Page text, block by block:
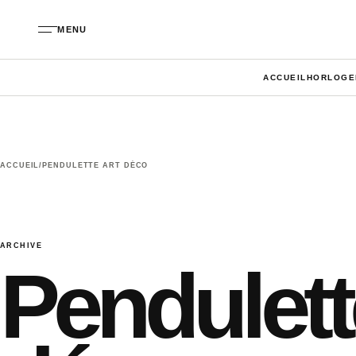
MENU
ACCUEIL
ACCUEIL/ PENDULETTE ART DÉCO
ARCHIVE